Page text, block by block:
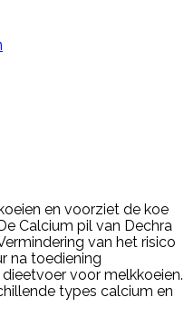
en voorziet de koe
Calcium pil van Dechra
van het risico
na toediening
voor melkkoeien.
types calcium en